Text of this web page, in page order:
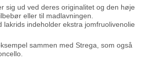
sig ud ved deres originalitet og den høje
eller til madlavningen.
lakrids indeholder ekstra jomfruolivenolie
sammen med Strega, som også